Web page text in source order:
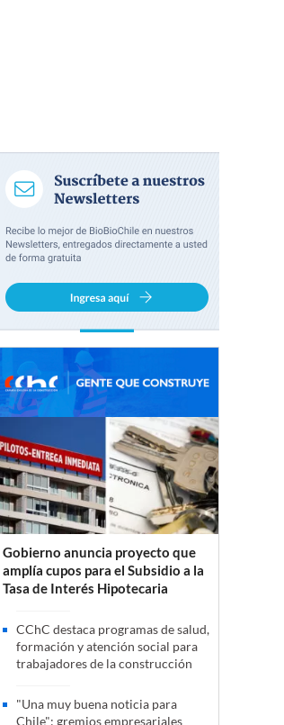
Gobierno anuncia proyecto que
amplía cupos para el Subsidio a la
Tasa de Interés Hipotecaria
CChC destaca programas de salud,
formación y atención social para
trabajadores de la construcción
"Una muy buena noticia para
Chile": gremios empresariales